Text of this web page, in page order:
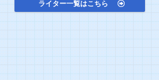
ライター一覧はこちら